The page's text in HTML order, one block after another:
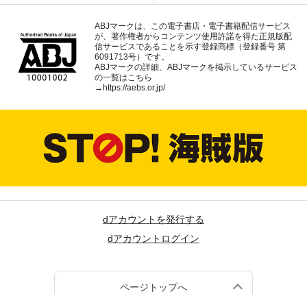
ABJマークは、この電子書店・電子書籍配信サービス
が、著作権者からコンテンツ使用許諾を得た正規版配
信サービスであることを示す登録商標（登録番号 第
6091713号）です。
ABJマークの詳細、ABJマークを掲示しているサービス
の一覧はこちら
→https://aebs.or.jp/
dアカウントを発行する
dアカウントログイン
ページトップへ